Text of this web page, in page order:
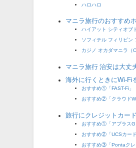
ハロハロ
マニラ旅行のおすすめ
ハイアット シティオブ
ソフィテル フィリピン
カジノ オカダマニラ（
マニラ旅行 治安は大丈
海外に行くときにWi-Fi
おすすめ①「FAST-Fi」
おすすめ②「クラウド
旅行にクレジットカー
おすすめ①「アプラスG
おすすめ②「UCSカード
おすすめ③「Pontaクレ